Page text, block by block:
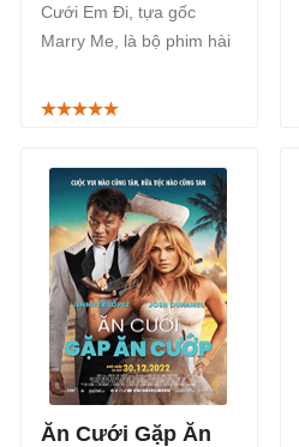
Cưới Em Đi, tựa gốc
Marry Me, là bộ phim hài
mặt của những diễn viên
John Bradley.
Ăn Cưới Gặp Ăn